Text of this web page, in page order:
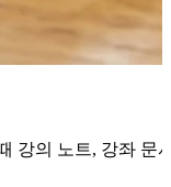
강의 노트, 강좌 문